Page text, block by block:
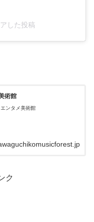
した投稿
術館
ンタメ美術館
ク